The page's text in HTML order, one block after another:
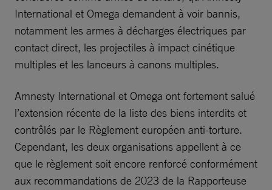
International et Omega demandent à voir bannis,
notamment les armes à décharges électriques par
contact direct, les projectiles à impact cinétique
multiples et les lanceurs à canons multiples.
Amnesty International et Omega ont fortement salué
l’extension récente de la liste des biens interdits et
contrôlés par le Règlement européen anti-torture.
Cependant, les deux organisations appellent à ce
que le règlement soit encore renforcé conformément
aux recommandations de 2023 de la Rapporteuse